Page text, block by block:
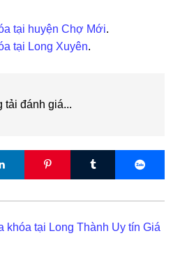
tại huyện Chợ Mới.
tại Long Xuyên.
tải đánh giá...
khóa tại Long Thành Uy tín Giá